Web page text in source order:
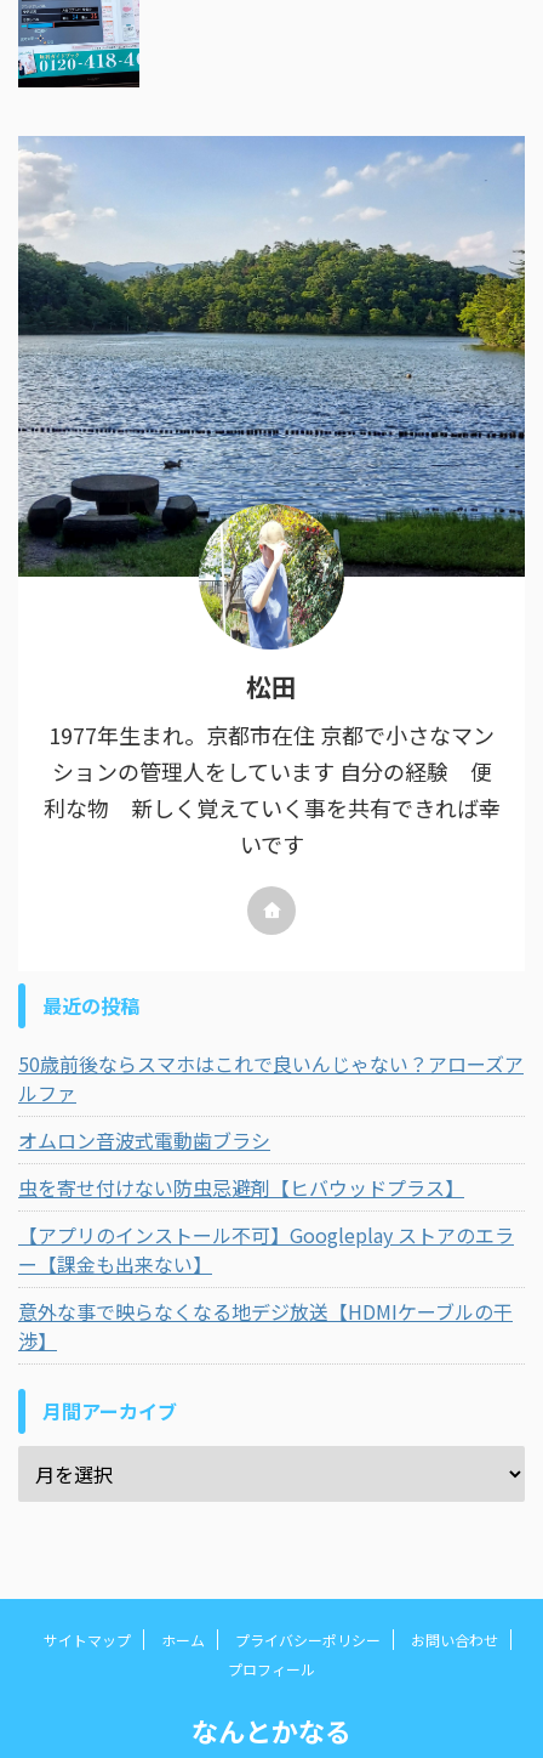
松田
1977年生まれ。京都市在住 京都で小さなマン
ションの管理人をしています 自分の経験 便
利な物 新しく覚えていく事を共有できれば幸
いです
最近の投稿
50歳前後ならスマホはこれで良いんじゃない？アローズア
ルファ
オムロン音波式電動歯ブラシ
虫を寄せ付けない防虫忌避剤【ヒバウッドプラス】
【アプリのインストール不可】Googleplay ストアのエラ
ー【課金も出来ない】
意外な事で映らなくなる地デジ放送【HDMIケーブルの干
渉】
月間アーカイブ
サイトマップ ホーム プライバシーポリシー
お問い合わせ
プロフィール
なんとかなる